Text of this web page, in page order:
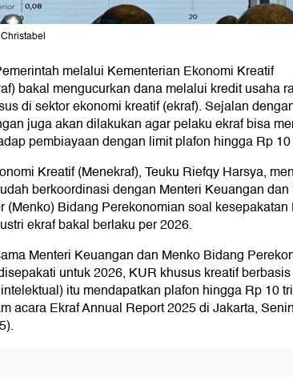
melalui Kementerian Ekonomi Kreatif
bakal mengucurkan dana melalui kredit usaha
di sektor ekonomi kreatif (ekraf). Sejalan
juga akan dilakukan agar pelaku ekraf bisa
pembiayaan dengan limit plafon hingga Rp
Kreatif (Menekraf), Teuku Riefqy Harsya,
berkoordinasi dengan Menteri Keuangan dan
(Menko) Bidang Perekonomian soal kesepakatan
ekraf bakal berlaku per 2026.
Menteri Keuangan dan Menko Bidang
untuk 2026, KUR khusus kreatif
itu mendapatkan plafon hingga Rp 10
acara Ekraf Annual Report 2025 di Jakarta, Senin